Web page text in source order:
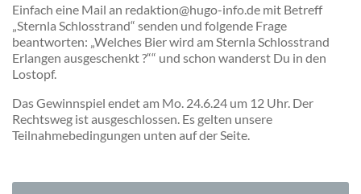
Einfach eine Mail an redaktion@hugo-info.de mit Betreff
„Sternla Schlosstrand“ senden und folgende Frage
beantworten: „Welches Bier wird am Sternla Schlosstrand
Erlangen ausgeschenkt ?““ und schon wanderst Du in den
Lostopf.
Das Gewinnspiel endet am Mo. 24.6.24 um 12 Uhr. Der
Rechtsweg ist ausgeschlossen. Es gelten unsere
Teilnahmebedingungen unten auf der Seite.